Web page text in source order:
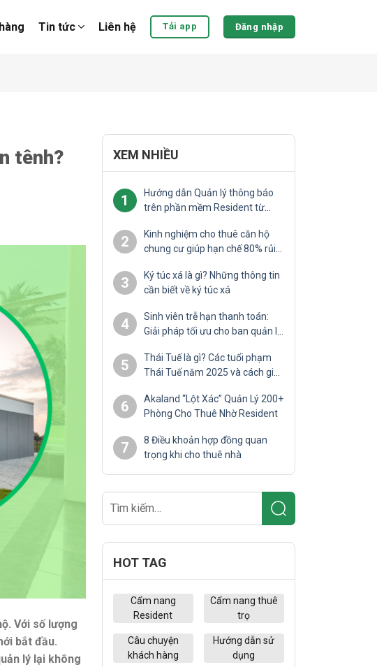
Tin tức Liên hệ Tải app Đăng nhập
tênh?
Với số lượng
bắt đầu.
lý lại không
XEM NHIỀU
1
Hướng dẫn Quản lý thông báo
trên phần mềm Resident từ
2
Kinh nghiệm cho thuê căn hộ
chung cư giúp hạn chế 80% rủi
3
Ký túc xá là gì? Những thông tin
cần biết về ký túc xá
4
Sinh viên trễ hạn thanh toán:
Giải pháp tối ưu cho ban quản lý
5
Thái Tuế là gì? Các tuổi phạm
Thái Tuế năm 2025 và cách giải
6
Akaland “Lột Xác” Quản Lý 200+
Phòng Cho Thuê Nhờ Resident
7
8 Điều khoản hợp đồng quan
trọng khi cho thuê nhà
HOT TAG
Cẩm nang
Resident
Cẩm nang thuê
trọ
Câu chuyện
khách hàng
Hướng dẫn sử
dụng